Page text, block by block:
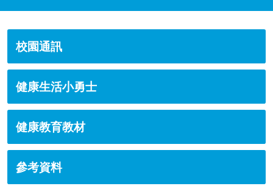
校園通訊
健康生活小勇士
健康教育教材
參考資料